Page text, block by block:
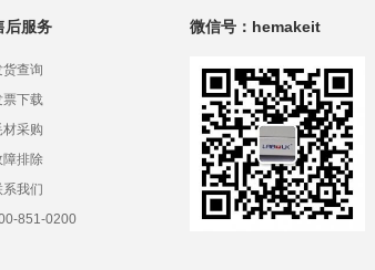
后服务
货查询
票下载
材采购
障排除
系我们
851-0200
微信号：hemakeit